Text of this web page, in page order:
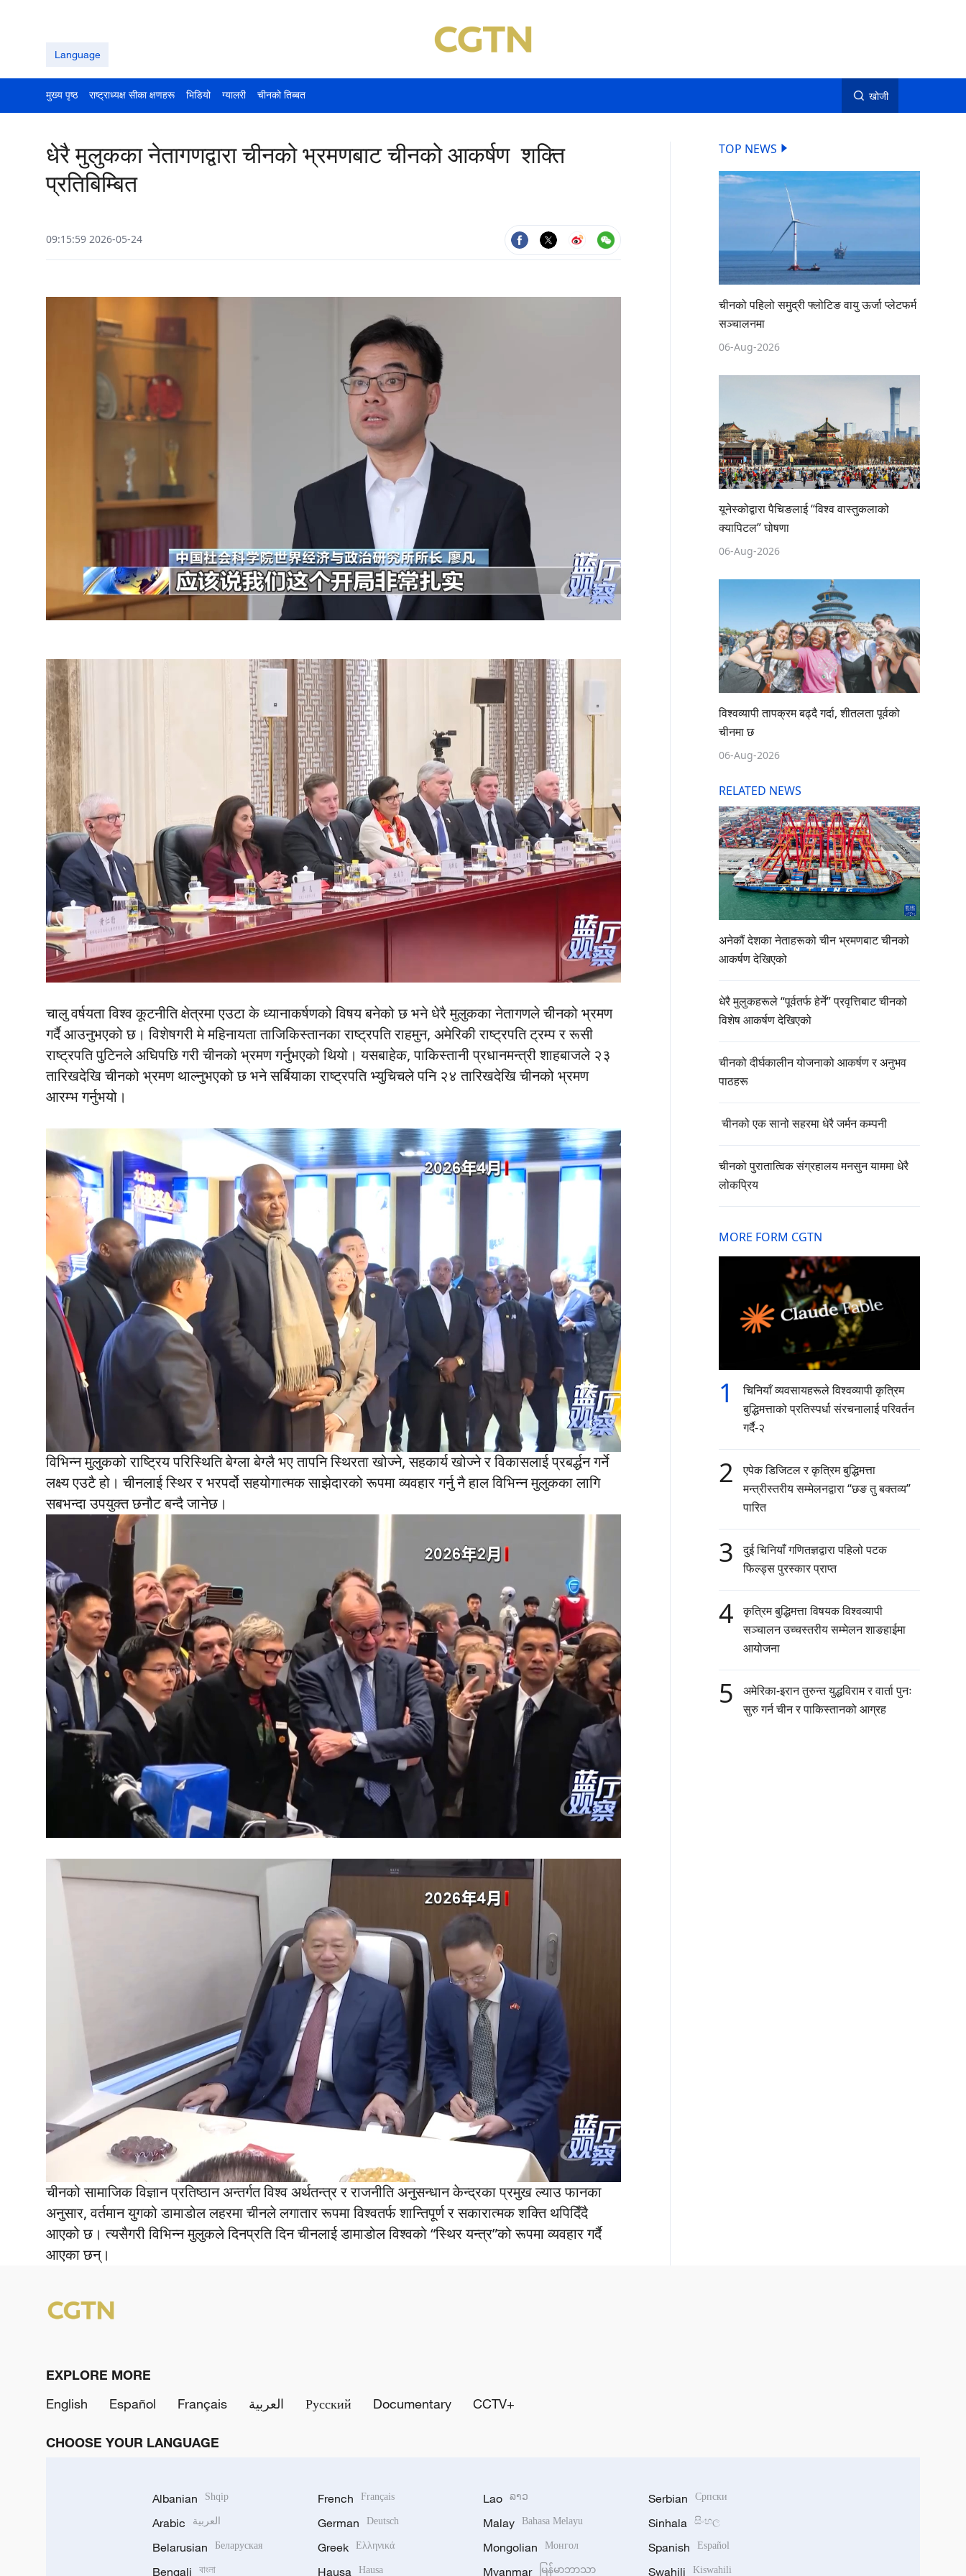
Language
मुख्य पृष्ठ राष्ट्राध्यक्ष सीका क्षणहरू भिडियो ग्यालरी चीनको तिब्बत खोजी
धेरै मुलुकका नेतागणद्वारा चीनको भ्रमणबाट चीनको आकर्षण शक्ति
प्रतिबिम्बित
09:15:59 2026-05-24
चालु वर्षयता विश्व कूटनीति क्षेत्रमा एउटा के ध्यानाकर्षणको विषय बनेको छ भने धेरै मुलुकका नेतागणले चीनको भ्रमण
गर्दै आउनुभएको छ। विशेषगरी मे महिनायता ताजिकिस्तानका राष्ट्रपति राहमुन, अमेरिकी राष्ट्रपति ट्रम्प र रूसी
राष्ट्रपति पुटिनले अघिपछि गरी चीनको भ्रमण गर्नुभएको थियो। यसबाहेक, पाकिस्तानी प्रधानमन्त्री शाहबाजले २३
तारिखदेखि चीनको भ्रमण थाल्नुभएको छ भने सर्बियाका राष्ट्रपति भ्युचिचले पनि २४ तारिखदेखि चीनको भ्रमण
आरम्भ गर्नुभयो।
विभिन्न मुलुकको राष्ट्रिय परिस्थिति बेग्ला बेग्लै भए तापनि स्थिरता खोज्ने, सहकार्य खोज्ने र विकासलाई प्रबर्द्धन गर्ने
लक्ष्य एउटै हो। चीनलाई स्थिर र भरपर्दो सहयोगात्मक साझेदारको रूपमा व्यवहार गर्नु नै हाल विभिन्न मुलुकका लागि
सबभन्दा उपयुक्त छनौट बन्दै जानेछ।
चीनको सामाजिक विज्ञान प्रतिष्ठान अन्तर्गत विश्व अर्थतन्त्र र राजनीति अनुसन्धान केन्द्रका प्रमुख ल्याउ फानका
अनुसार, वर्तमान युगको डामाडोल लहरमा चीनले लगातार रूपमा विश्वतर्फ शान्तिपूर्ण र सकारात्मक शक्ति थपिदिँदै
आएको छ। त्यसैगरी विभिन्न मुलुकले दिनप्रति दिन चीनलाई डामाडोल विश्वको “स्थिर यन्त्र”को रूपमा व्यवहार गर्दै
आएका छन्।
TOP NEWS
चीनको पहिलो समुद्री फ्लोटिङ वायु ऊर्जा प्लेटफर्म
सञ्चालनमा
06-Aug-2026
यूनेस्कोद्वारा पैचिङलाई “विश्व वास्तुकलाको
क्यापिटल” घोषणा
06-Aug-2026
विश्वव्यापी तापक्रम बढ्दै गर्दा, शीतलता पूर्वको
चीनमा छ
06-Aug-2026
RELATED NEWS
अनेकौं देशका नेताहरूको चीन भ्रमणबाट चीनको
आकर्षण देखिएको
धेरै मुलुकहरूले “पूर्वतर्फ हेर्ने” प्रवृत्तिबाट चीनको
विशेष आकर्षण देखिएको
चीनको दीर्घकालीन योजनाको आकर्षण र अनुभव
पाठहरू
चीनको एक सानो सहरमा धेरै जर्मन कम्पनी
चीनको पुरातात्विक संग्रहालय मनसुन याममा धेरै
लोकप्रिय
MORE FORM CGTN
1
चिनियाँ व्यवसायहरूले विश्वव्यापी कृत्रिम
बुद्धिमत्ताको प्रतिस्पर्धा संरचनालाई परिवर्तन
गर्दै-२
2
एपेक डिजिटल र कृत्रिम बुद्धिमत्ता
मन्त्रीस्तरीय सम्मेलनद्वारा “छङ तु बक्तव्य”
पारित
3
दुई चिनियाँ गणितज्ञद्वारा पहिलो पटक
फिल्ड्स पुरस्कार प्राप्त
4
कृत्रिम बुद्धिमत्ता विषयक विश्वव्यापी
सञ्चालन उच्चस्तरीय सम्मेलन शाङहाईमा
आयोजना
5
अमेरिका-इरान तुरुन्त युद्धविराम र वार्ता पुनः
सुरु गर्न चीन र पाकिस्तानको आग्रह
EXPLORE MORE
English
Español Français العربية Русский Documentary CCTV+
CHOOSE YOUR LANGUAGE
Albanian Shqip
Arabic العربية
Belarusian Беларуская
Bengali বাংলা
French Français
German Deutsch
Greek Ελληνικά
Hausa Hausa
Lao ລາວ
Malay Bahasa Melayu
Mongolian Монгол
Myanmar မြန်မာဘာသာ
Serbian Српски
Sinhala සිංහල
Spanish Español
Swahili Kiswahili